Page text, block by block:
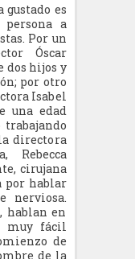
gustado es
a
Por un
Óscar
dos hijos y
por otro
Isabel
una edad
trabajando
directora
Rebecca
cirujana
por hablar
nerviosa.
hablan en
muy fácil
de
de la